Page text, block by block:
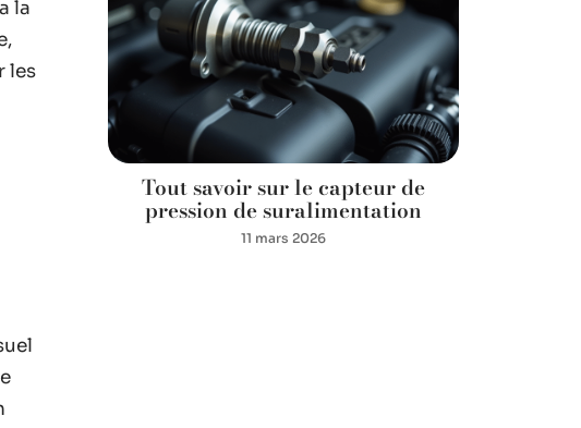
la
les
Tout savoir sur le capteur de
pression de suralimentation
11 mars 2026